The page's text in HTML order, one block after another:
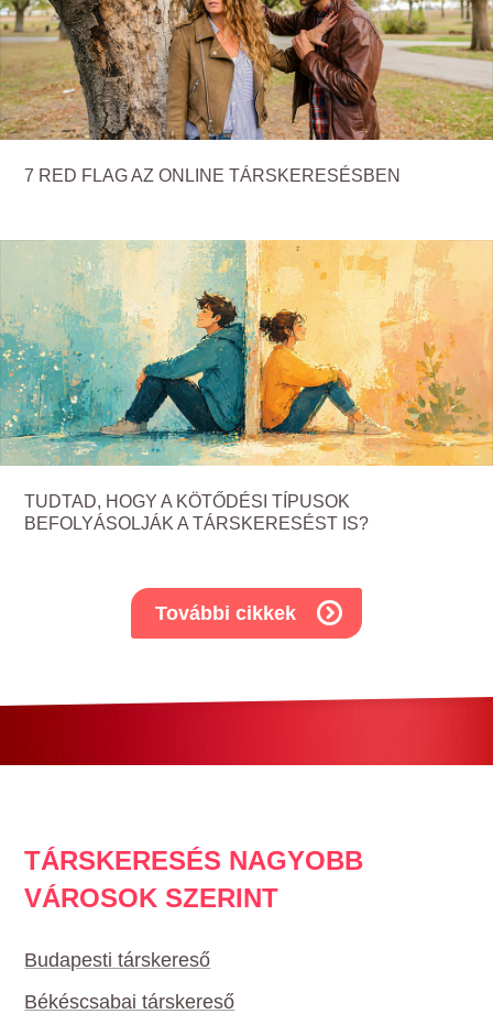
7 RED FLAG AZ ONLINE TÁRSKERESÉSBEN
TUDTAD, HOGY A KÖTŐDÉSI TÍPUSOK
BEFOLYÁSOLJÁK A TÁRSKERESÉST IS?
További cikkek
TÁRSKERESÉS NAGYOBB
VÁROSOK SZERINT
Budapesti társkereső
Békéscsabai társkereső